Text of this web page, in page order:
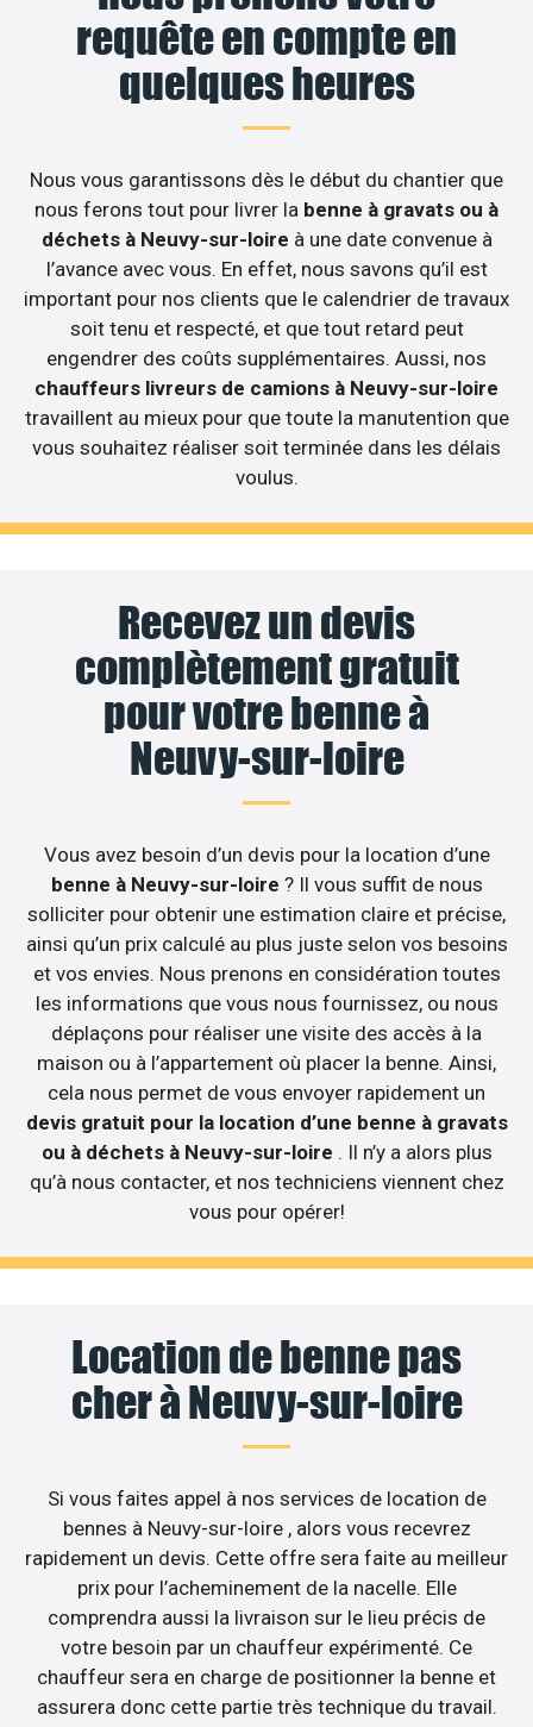
requête en compte en
quelques heures
Nous vous garantissons dès le début du chantier que
nous ferons tout pour livrer la benne à gravats ou à
déchets à Neuvy-sur-loire à une date convenue à
l’avance avec vous. En effet, nous savons qu’il est
important pour nos clients que le calendrier de travaux
soit tenu et respecté, et que tout retard peut
engendrer des coûts supplémentaires. Aussi, nos
chauffeurs livreurs de camions à Neuvy-sur-loire
travaillent au mieux pour que toute la manutention que
vous souhaitez réaliser soit terminée dans les délais
voulus.
Recevez un devis
complètement gratuit
pour votre benne à
Neuvy-sur-loire
Vous avez besoin d’un devis pour la location d’une
benne à Neuvy-sur-loire ? Il vous suffit de nous
solliciter pour obtenir une estimation claire et précise,
ainsi qu’un prix calculé au plus juste selon vos besoins
et vos envies. Nous prenons en considération toutes
les informations que vous nous fournissez, ou nous
déplaçons pour réaliser une visite des accès à la
maison ou à l’appartement où placer la benne. Ainsi,
cela nous permet de vous envoyer rapidement un
devis gratuit pour la location d’une benne à gravats
ou à déchets à Neuvy-sur-loire . Il n’y a alors plus
qu’à nous contacter, et nos techniciens viennent chez
vous pour opérer!
Location de benne pas
cher à Neuvy-sur-loire
Si vous faites appel à nos services de location de
bennes à Neuvy-sur-loire , alors vous recevrez
rapidement un devis. Cette offre sera faite au meilleur
prix pour l’acheminement de la nacelle. Elle
comprendra aussi la livraison sur le lieu précis de
votre besoin par un chauffeur expérimenté. Ce
chauffeur sera en charge de positionner la benne et
assurera donc cette partie très technique du travail.